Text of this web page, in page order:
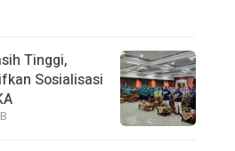
Tinggi,
Sosialisasi